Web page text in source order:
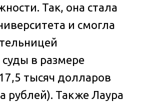
Так, она стала
и смогла
суды в размере
тысяч долларов
рублей). Также Лаура